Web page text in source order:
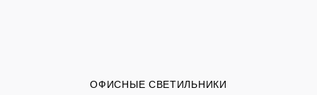
ОФИСНЫЕ СВЕТИЛЬНИКИ